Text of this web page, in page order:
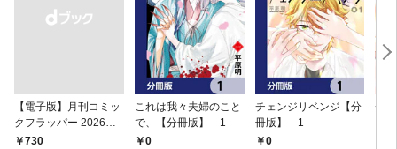
【電子版】月刊コミッ
クフラッパー 2026年9
月号
￥730
これは我々夫婦のこと
で、【分冊版】 1
0
チェンジリベンジ【分
冊版】 1
0
チ